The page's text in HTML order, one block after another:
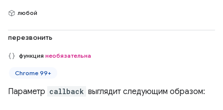
любой
перезвонить
функция необязательна
Chrome 99+
Параметр callback выглядит следующим образом: